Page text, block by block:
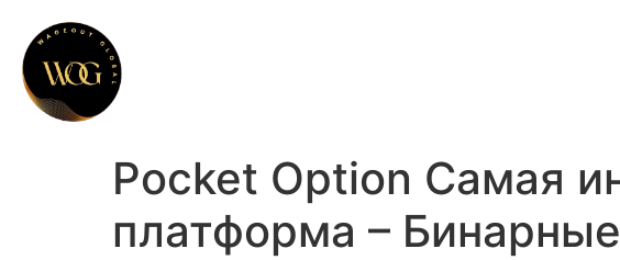
Pocket Option Самая
платформа –